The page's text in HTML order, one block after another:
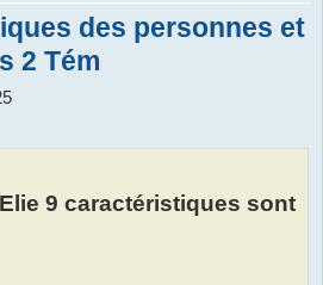
des personnes et
2 Tém
9 caractéristiques sont